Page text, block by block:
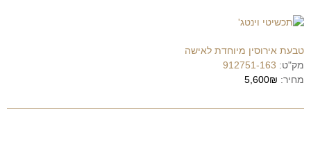
טבעת אירוסין מיוחדת לאישה
מק"ט: 912751-163
מחיר: 5,600₪